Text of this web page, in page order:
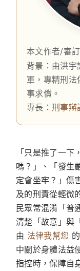
本文作者/審訂
背景：由洪
軍，專精刑法
事求償。
專長：刑事辯
「只是推了一
嗎？」、「發生
定會坐牢？」傷
及的刑責從輕微
民眾常混淆「普
清楚「故意」與
由 法律我幫您
中關於身體法益
指控時，保障自